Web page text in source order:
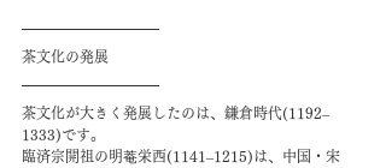
茶文化の発展
茶文化が大きく発展したのは、鎌倉時代(1192–
1333)です。
臨済宗開祖の明菴栄西(1141–1215)は、中国・宋